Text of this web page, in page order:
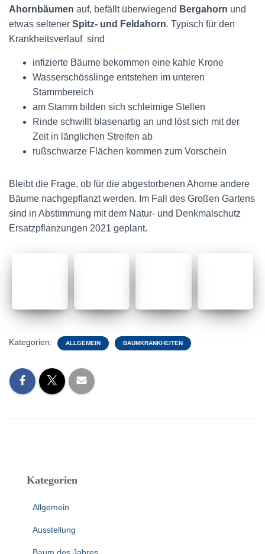
Ahornbäumen auf, befällt überwiegend Bergahorn und
etwas seltener Spitz- und Feldahorn. Typisch für den
Krankheitsverlauf sind
infizierte Bäume bekommen eine kahle Krone
Wasserschösslinge entstehen im unteren
Stammbereich
am Stamm bilden sich schleimige Stellen
Rinde schwillt blasenartig an und löst sich mit der
Zeit in länglichen Streifen ab
rußschwarze Flächen kommen zum Vorschein
Bleibt die Frage, ob für die abgestorbenen Ahorne andere
Bäume nachgepflanzt werden. Im Fall des Großen Gartens
sind in Abstimmung mit dem Natur- und Denkmalschutz
Ersatzpflanzungen 2021 geplant.
Kategorien: ALLGEMEIN BAUMKRANKHEITEN
Kategorien
Allgemein
Ausstellung
Baum des Jahres